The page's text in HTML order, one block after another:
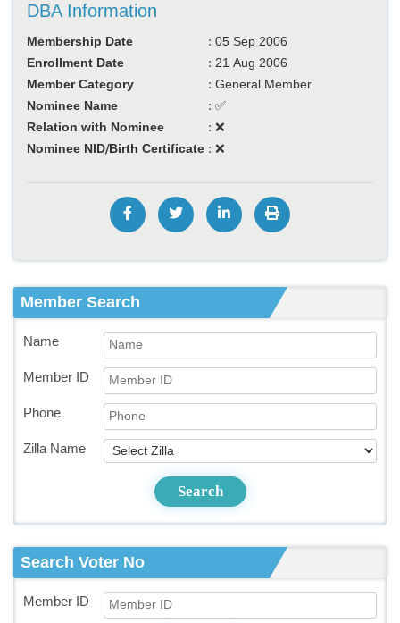
DBA Information
Membership Date : 05 Sep 2006
Enrollment Date
: 21 Aug 2006
Member Category
: General Member
Nominee Name
: ✅
Relation with Nominee
: ❌
Nominee NID/Birth Certificate : ❌
Member Search
Name
Member ID
Phone
Zilla Name
Search
Search Voter No
Member ID